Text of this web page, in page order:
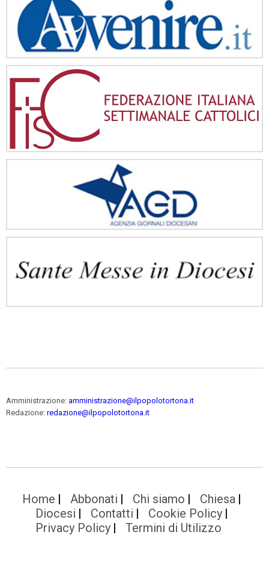
Amministrazione: amministrazione@ilpopolotortona.it
Redazione: redazione@ilpopolotortona.it
Home Abbonati Chi siamo
Chiesa
Diocesi
Contatti
Cookie Policy
Privacy Policy
Termini di Utilizzo